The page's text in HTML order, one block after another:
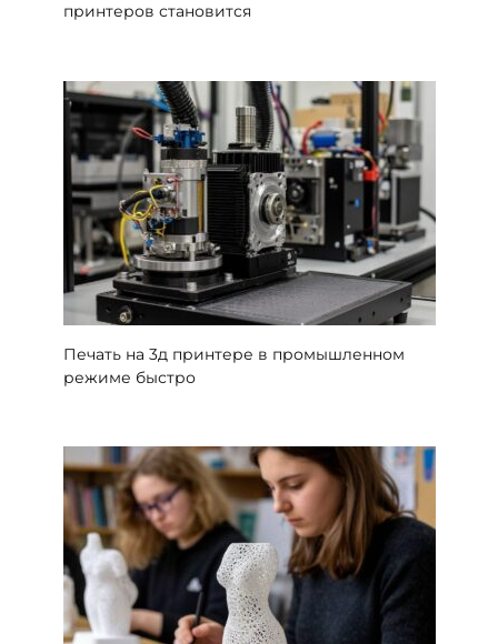
принтеров становится
Печать на 3д принтере в промышленном
режиме быстро